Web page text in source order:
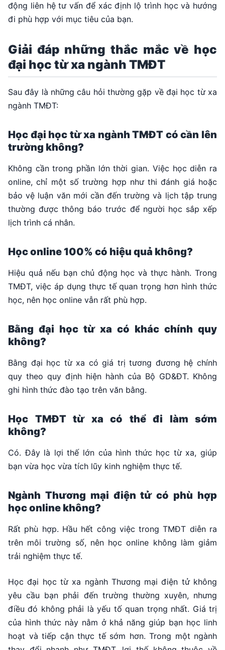
động liên hệ tư vấn để xác định lộ trình học và hướng
đi phù hợp với mục tiêu của bạn.
Giải đáp những thắc mắc về học
đại học từ xa ngành TMĐT
Sau đây là những câu hỏi thường gặp về đại học từ xa
ngành TMĐT:
Học đại học từ xa ngành TMĐT có cần lên
trường không?
Không cần trong phần lớn thời gian. Việc học diễn ra
online, chỉ một số trường hợp như thi đánh giá hoặc
bảo vệ luận văn mới cần đến trường và lịch tập trung
thường được thông báo trước để người học sắp xếp
lịch trình cá nhân.
Học online 100% có hiệu quả không?
Hiệu quả nếu bạn chủ động học và thực hành. Trong
TMĐT, việc áp dụng thực tế quan trọng hơn hình thức
học, nên học online vẫn rất phù hợp.
Bằng đại học từ xa có khác chính quy
không?
Bằng đại học từ xa có giá trị tương đương hệ chính
quy theo quy định hiện hành của Bộ GD&ĐT. Không
ghi hình thức đào tạo trên văn bằng.
Học TMĐT từ xa có thể đi làm sớm
không?
Có. Đây là lợi thế lớn của hình thức học từ xa, giúp
bạn vừa học vừa tích lũy kinh nghiệm thực tế.
Ngành Thương mại điện tử có phù hợp
học online không?
Rất phù hợp. Hầu hết công việc trong TMĐT diễn ra
trên môi trường số, nên học online không làm giảm
trải nghiệm thực tế.
Học đại học từ xa ngành Thương mại điện tử không
yêu cầu bạn phải đến trường thường xuyên, nhưng
điều đó không phải là yếu tố quan trọng nhất. Giá trị
của hình thức này nằm ở khả năng giúp bạn học linh
hoạt và tiếp cận thực tế sớm hơn. Trong một ngành